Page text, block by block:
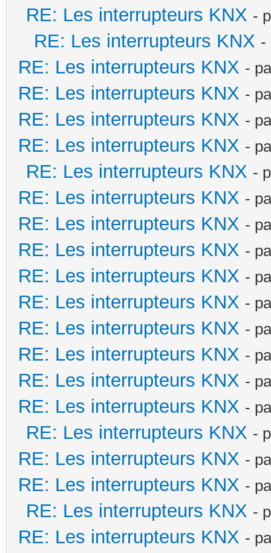
RE: Les interrupteurs KNX -
RE: Les interrupteurs KNX -
RE: Les interrupteurs KNX -
RE: Les interrupteurs KNX -
RE: Les interrupteurs KNX -
RE: Les interrupteurs KNX -
RE: Les interrupteurs KNX -
RE: Les interrupteurs KNX -
RE: Les interrupteurs KNX -
RE: Les interrupteurs KNX -
RE: Les interrupteurs KNX -
RE: Les interrupteurs KNX -
RE: Les interrupteurs KNX -
RE: Les interrupteurs KNX -
RE: Les interrupteurs KNX -
RE: Les interrupteurs KNX -
RE: Les interrupteurs KNX -
RE: Les interrupteurs KNX -
RE: Les interrupteurs KNX -
RE: Les interrupteurs KNX -
RE: Les interrupteurs KNX -